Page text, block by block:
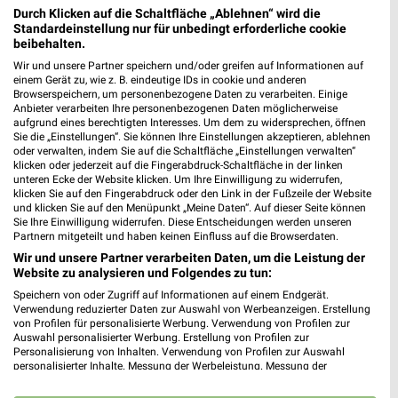
Gültig von 17. Aug. bis 22. Aug.
📅 Kalendereintrag erstellen
PROSPEKT BLÄTTERN
ANGEBOTE AB DONNERSTAG ANGEBOTE AB MONTAG CLEVER
Durch Klicken auf die Schaltfläche „Ablehnen“ wird die
Standardeinstellung nur für unbedingt erforderliche cookie
beibehalten.
Wir und unsere Partner speichern und/oder greifen auf Informationen auf
einem Gerät zu, wie z. B. eindeutige IDs in cookie und anderen
Browserspeichern, um personenbezogene Daten zu verarbeiten. Einige
Anbieter verarbeiten Ihre personenbezogenen Daten möglicherweise
aufgrund eines berechtigten Interesses. Um dem zu widersprechen, öffnen
Sie die „Einstellungen“. Sie können Ihre Einstellungen akzeptieren, ablehnen
oder verwalten, indem Sie auf die Schaltfläche „Einstellungen verwalten“
klicken oder jederzeit auf die Fingerabdruck-Schaltfläche in der linken
unteren Ecke der Website klicken. Um Ihre Einwilligung zu widerrufen,
klicken Sie auf den Fingerabdruck oder den Link in der Fußzeile der Website
und klicken Sie auf den Menüpunkt „Meine Daten“. Auf dieser Seite können
Sie Ihre Einwilligung widerrufen. Diese Entscheidungen werden unseren
Partnern mitgeteilt und haben keinen Einfluss auf die Browserdaten.
Wir und unsere Partner verarbeiten Daten, um die Leistung der
Website zu analysieren und Folgendes zu tun:
Speichern von oder Zugriff auf Informationen auf einem Endgerät.
Verwendung reduzierter Daten zur Auswahl von Werbeanzeigen. Erstellung
von Profilen für personalisierte Werbung. Verwendung von Profilen zur
Auswahl personalisierter Werbung. Erstellung von Profilen zur
Personalisierung von Inhalten. Verwendung von Profilen zur Auswahl
personalisierter Inhalte. Messung der Werbeleistung. Messung der
Kombinationen von Daten aus verschiedenen Quellen. Entwicklung und